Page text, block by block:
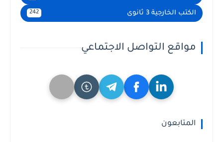
الكتب الخارجية 3 ثانوى 242
مواقع التواصل الاجتماعي
المتابعون